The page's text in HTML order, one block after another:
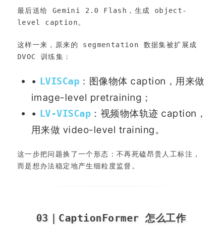
最后送给 Gemini 2.0 Flash，生成 object-
level caption。
这样一来，原来的 segmentation 数据集被扩展成
DVOC 训练集：
• LVISCap ：图像物体 caption，用来做
image-level pretraining；
• LV-VISCap ：视频物体轨迹 caption，
用来做 video-level training。
这一步把问题换了一个形态：不再死磕昂贵人工标注，
而是想办法稳定地产生细粒度监督。
03｜CaptionFormer 怎么工作